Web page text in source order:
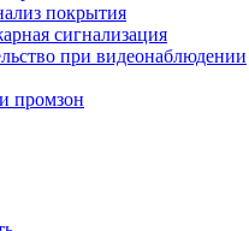
покрытия
сигнализация
при видеонаблюдении
промзон